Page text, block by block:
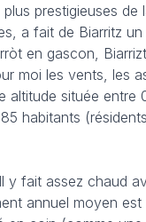
prestigieuses
a fait de Biarritz
en gascon,
moi les vents, les
altitude située entre
habitants
y fait assez chaud
annuel moyen